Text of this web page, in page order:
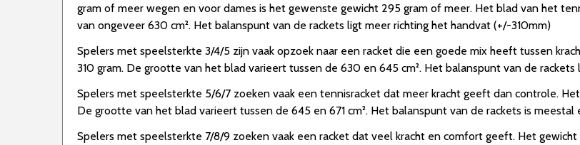
gram of meer wegen en voor dames is het gewenste gewicht 295 gram of meer. Het blad van het
van ongeveer 630 cm². Het balanspunt van de rackets ligt meer richting het handvat (+/-310mm)
Spelers met speelsterkte 3/4/5 zijn vaak opzoek naar een racket die een goede mix heeft tussen
310 gram. De grootte van het blad varieert tussen de 630 en 645 cm². Het balanspunt van de
Spelers met speelsterkte 5/6/7 zoeken vaak een tennisracket dat meer kracht geeft dan controle.
De grootte van het blad varieert tussen de 645 en 671 cm². Het balanspunt van de rackets is
Spelers met speelsterkte 7/8/9 zoeken vaak een racket dat veel kracht en comfort geeft. Het